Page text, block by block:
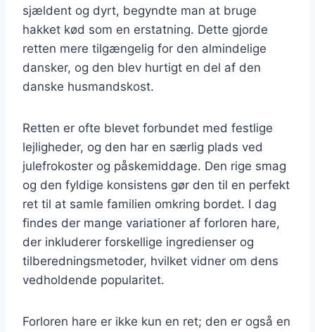
sjældent og dyrt, begyndte man at bruge
hakket kød som en erstatning. Dette gjorde
retten mere tilgængelig for den almindelige
dansker, og den blev hurtigt en del af den
danske husmandskost.
Retten er ofte blevet forbundet med festlige
lejligheder, og den har en særlig plads ved
julefrokoster og påskemiddage. Den rige smag
og den fyldige konsistens gør den til en perfekt
ret til at samle familien omkring bordet. I dag
findes der mange variationer af forloren hare,
der inkluderer forskellige ingredienser og
tilberedningsmetoder, hvilket vidner om dens
vedholdende popularitet.
Forloren hare er ikke kun en ret; den er også en